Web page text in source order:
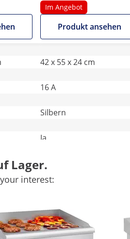
3.000 W
Im Angebot
Produkt ansehen
42 x 55 x 24 cm
16 A
Silbern
Ja
21 kg
Lager.
interest: